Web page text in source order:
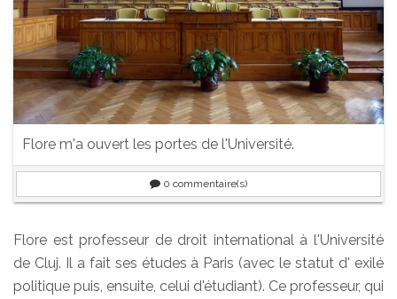
Flore m'a ouvert les portes de l'Université.
0 commentaire(s)
Flore est professeur de droit international à l'Université
de Cluj. Il a fait ses études à Paris (avec le statut d' exilé
politique puis, ensuite, celui d'étudiant). Ce professeur, qui